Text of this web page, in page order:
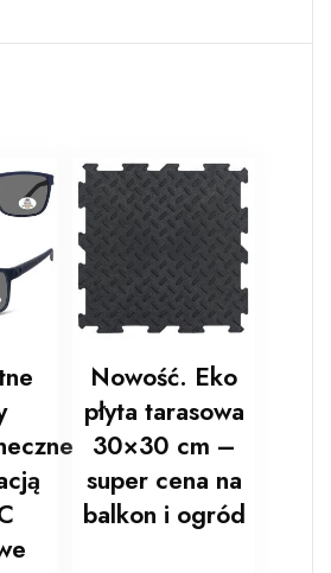
Nowość. Eko
płyta tarasowa
30×30 cm –
super cena na
balkon i ogród